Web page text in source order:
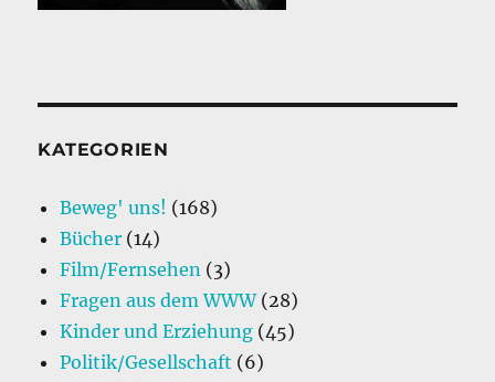
KATEGORIEN
Beweg' uns! (168)
Bücher (14)
Film/Fernsehen (3)
Fragen aus dem WWW(28)
Kinder und Erziehung (45)
Politik/Gesellschaft (6)